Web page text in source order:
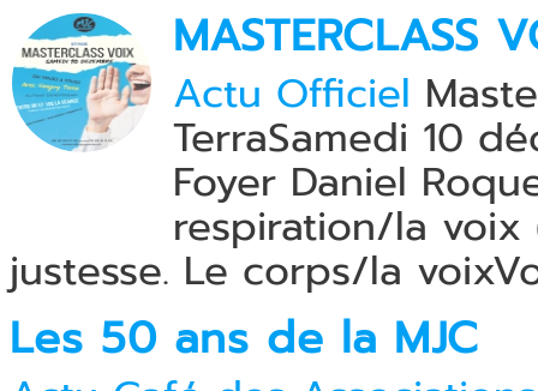
MASTERCLASS
Actu Officiel
TerraSamedi 10
Foyer Daniel
respiration/la
justesse. Le corps/la
Les 50 ans de la MJC